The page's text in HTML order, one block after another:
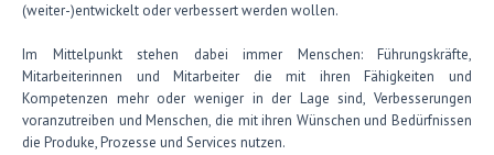
(weiter-)entwickelt oder verbessert werden wollen.
Im Mittelpunkt stehen dabei immer Menschen: Führungskräfte,
Mitarbeiterinnen und Mitarbeiter die mit ihren Fähigkeiten und
Kompetenzen mehr oder weniger in der Lage sind, Verbesserungen
voranzutreiben und Menschen, die mit ihren Wünschen und Bedürfnissen
die Produke, Prozesse und Services nutzen.